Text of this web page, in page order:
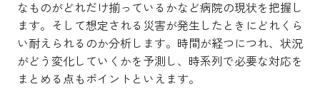
なものがどれだけ揃っているかなど病院の現状を把握し
ます。そして想定される災害が発生したときにどれくら
い耐えられるのか分析します。時間が経つにつれ、状況
がどう変化していくかを予測し、時系列で必要な対応を
まとめる点もポイントといえます。